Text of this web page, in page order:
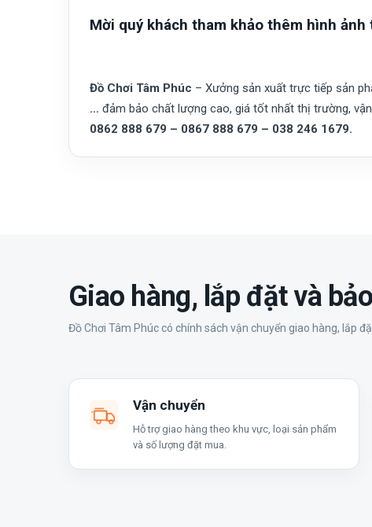
Mời quý khách tham khảo thêm hình ảnh
Đồ Chơi Tâm Phúc – Xưởng sản xuất trực tiếp sản
… đảm bảo chất lượng cao, giá tốt nhất thị trường,
0862 888 679 – 0867 888 679 – 038 246 1679.
Giao hàng, lắp đặt và
Đồ Chơi Tâm Phúc có chính sách vận chuyển giao hàng, lắp
Vận chuyển
Hỗ trợ giao hàng theo khu vực, loại sản phẩm
và số lượng đặt mua.